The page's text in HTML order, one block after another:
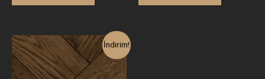
İndirim!
Orijinal
fiyat:
9.900,00₺.
Şu
andaki
fiyat:
5.600,00₺.